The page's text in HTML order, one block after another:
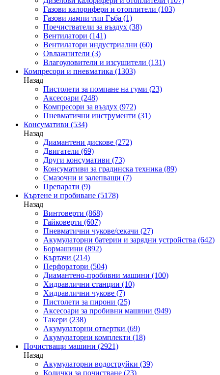
Газови калорифери и отоплители (103)
Газови лампи тип Гъба (1)
Пречистватели за въздух (38)
Вентилатори (141)
Вентилатори индустриални (60)
Овлажнители (3)
Влагоуловители и изсушители (131)
Компресори и пневматика (1303)
Назад
Пистолети за помпане на гуми (23)
Аксесоари (248)
Компресори за въздух (972)
Пневматични инструменти (31)
Консумативи (534)
Назад
Диамантени дискове (272)
Двигатели (69)
Други консумативи (73)
Консумативи за градинска техника (89)
Смазочни и залепващи (7)
Препарати (9)
Къртене и пробиване (5178)
Назад
Винтоверти (868)
Гайковерти (607)
Пневматични чукове/секачи (27)
Акумулаторни батерии и зарядни устройства (642)
Бормашини (892)
Къртачи (214)
Перфоратори (504)
Диамантено-пробивни машини (100)
Хидравлични станции (10)
Хидравлични чукове (7)
Пистолети за пирони (25)
Аксесоари за пробивни машини (949)
Такери (238)
Акумулаторни отвертки (69)
Акумулаторни комплекти (18)
Почистващи машини (2921)
Назад
Акумулаторни водоструйки (39)
Колички за почистване (23)